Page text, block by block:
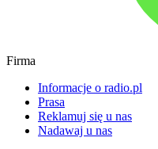
Firma
Informacje o radio.pl
Prasa
Reklamuj się u nas
Nadawaj u nas